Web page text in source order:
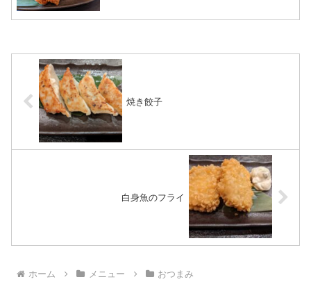
焼き餃子
白身魚のフライ
ホーム メニュー おつまみ